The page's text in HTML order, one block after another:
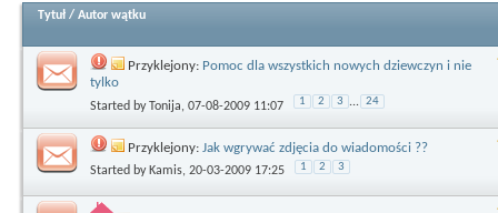
Tytuł / Autor wątku
Przyklejony: Pomoc dla wszystkich nowych dziewczyn i nie
tylko
Started byTonija, 07-08-2009 11:07 1 2 3 ... 24
Przyklejony: Jak wgrywać zdjęcia do wiadomości ??
Started by Kamis, 20-03-2009 17:25 1 2 3